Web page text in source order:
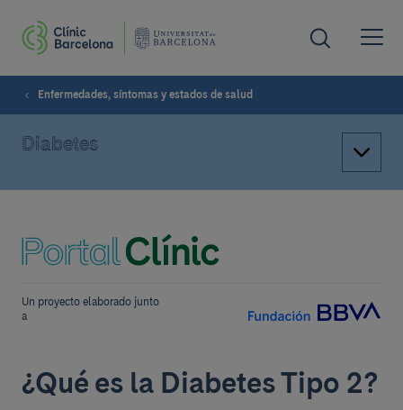
Enfermedades, síntomas y estados de salud
Diabetes
Un proyecto elaborado junto
a
¿Qué es la Diabetes Tipo 2?